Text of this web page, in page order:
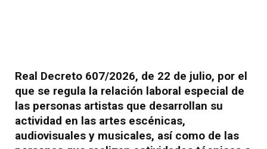
Real Decreto 607/2026, de 22 de julio, por el
que se regula la relación laboral especial de
las personas artistas que desarrollan su
actividad en las artes escénicas,
audiovisuales y musicales, así como de las